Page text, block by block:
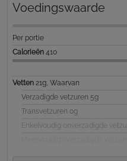
Voedingswaarde
Per portie
Calorieën 410
Vetten 21g, Waarvan
Verzadigde vetzuren 5g
Transvetzuren 0g
Enkelvoudig onverzadigde